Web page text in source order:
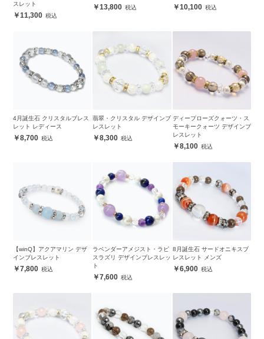
スレット
11,300
13,800 10,100
4月誕生石 クリスタルブレス
レット レディース
8,700
翡翠・クリスタル デザインブ
レスレット
8,300
ディープローズクォーツ・ス
モーキークォーツ デザインブ
レスレット
8,100
【winQ】アクアマリン デザ
インブレスレット
7,800
ラベンダーアメジスト・ラピ
スラズリ デザインブレスレッ
ト
7,600
8月誕生石 サードオニキスブ
レスレット メンズ
6,900